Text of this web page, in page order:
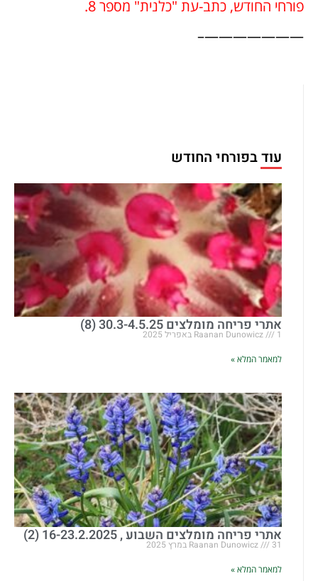
פורחי החודש, כתב-עת "כלנית" מספר 8.
———————–
עוד בפורחי החודש
אתרי פריחה מומלצים 30.3-4.5.25 (8)
Raanan Dunowicz 1 באפריל 2025
למאמר המלא »
אתרי פריחה מומלצים השבוע , 16-23.2.2025 (2)
Raanan Dunowicz 31 במרץ 2025
למאמר המלא »